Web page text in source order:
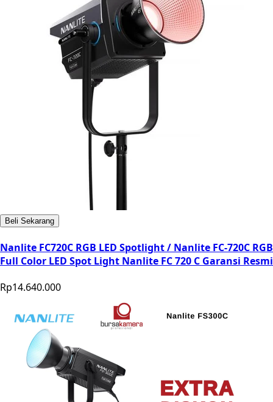
Beli Sekarang
Nanlite FC720C RGB LED Spotlight / Nanlite FC-720C RGB
Full Color LED Spot Light Nanlite FC 720 C Garansi Resmi
Rp14.640.000